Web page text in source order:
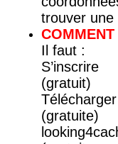
trouver une
Il faut :
(gratuit)